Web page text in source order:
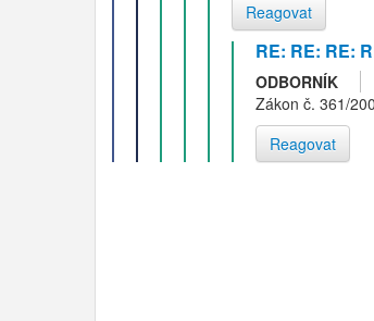
Reagovat
RE: RE: RE:
ODBORNÍK
Zákon č. 361/
Reagovat